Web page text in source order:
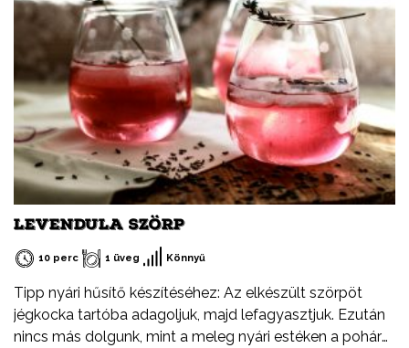
LEVENDULA SZÖRP
10 perc 1 üveg Könnyű
Tipp nyári hűsítő készítéséhez: Az elkészült szörpöt
jégkocka tartóba adagoljuk, majd lefagyasztjuk. Ezután
nincs más dolgunk, mint a meleg nyári estéken a pohár